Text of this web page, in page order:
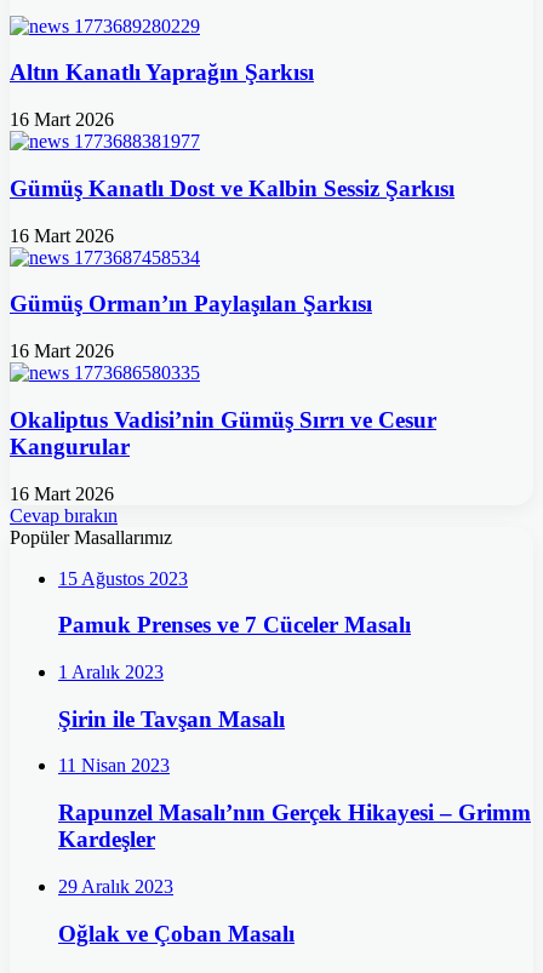
Altın Kanatlı Yaprağın Şarkısı
16 Mart 2026
Gümüş Kanatlı Dost ve Kalbin Sessiz Şarkısı
16 Mart 2026
Gümüş Orman’ın Paylaşılan Şarkısı
16 Mart 2026
Okaliptus Vadisi’nin Gümüş Sırrı ve Cesur
Kangurular
16 Mart 2026
Cevap bırakın
Popüler Masallarımız
15 Ağustos 2023
Pamuk Prenses ve 7 Cüceler Masalı
1 Aralık 2023
Şirin ile Tavşan Masalı
11 Nisan 2023
Rapunzel Masalı’nın Gerçek Hikayesi – Grimm
Kardeşler
29 Aralık 2023
Oğlak ve Çoban Masalı